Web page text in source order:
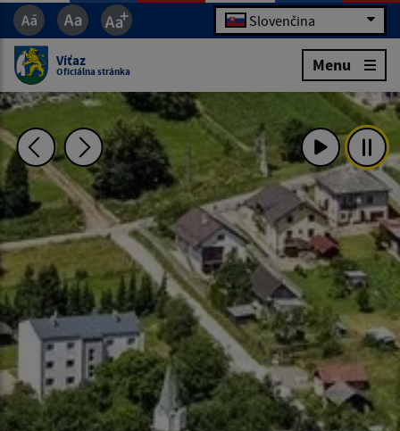
Slovenčina
Víťaz
Oficiálna stránka Menu